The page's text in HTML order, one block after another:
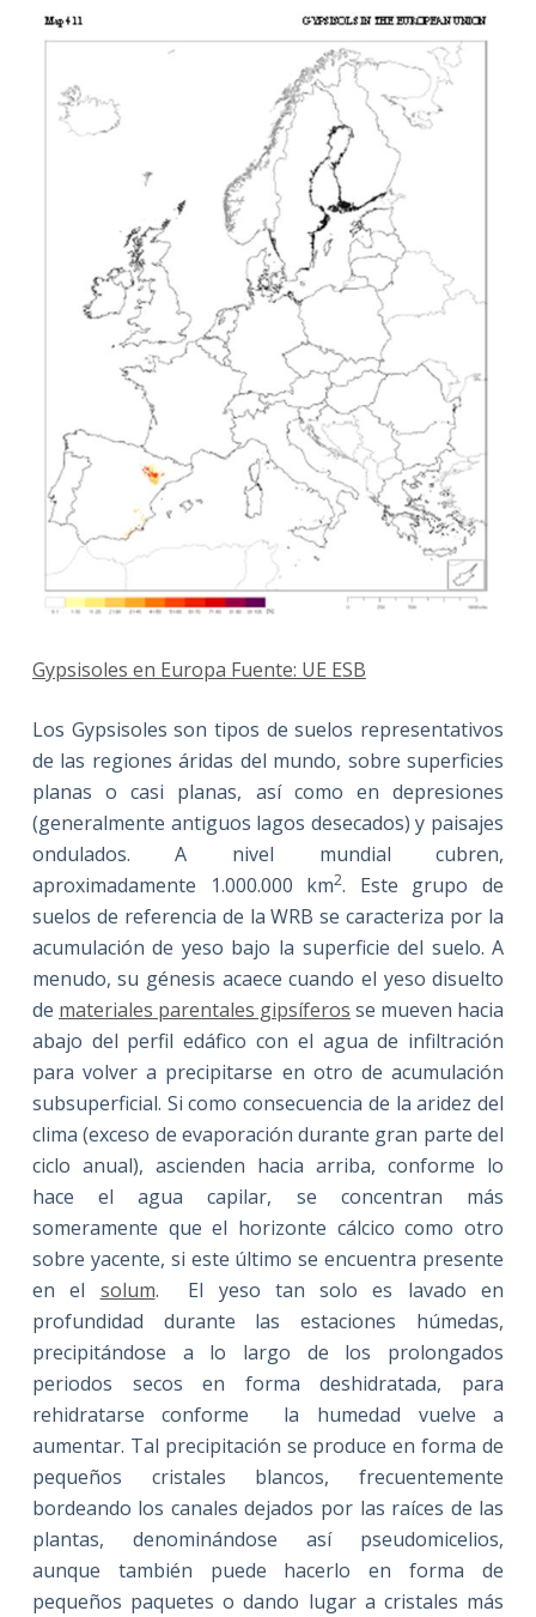
Gypsisoles en Europa Fuente: UE ESB
Los Gypsisoles son tipos de suelos representativos
de las regiones áridas del mundo, sobre superficies
planas o casi planas, así como en depresiones
(generalmente antiguos lagos desecados) y paisajes
ondulados. A nivel mundial cubren,
aproximadamente 1.000.000 km2. Este grupo de
suelos de referencia de la WRB se caracteriza por la
acumulación de yeso bajo la superficie del suelo. A
menudo, su génesis acaece cuando el yeso disuelto
de materiales parentales gipsíferos se mueven hacia
abajo del perfil edáfico con el agua de infiltración
para volver a precipitarse en otro de acumulación
subsuperficial. Si como consecuencia de la aridez del
clima (exceso de evaporación durante gran parte del
ciclo anual), ascienden hacia arriba, conforme lo
hace el agua capilar, se concentran más
someramente que el horizonte cálcico como otro
sobre yacente, si este último se encuentra presente
en el solum. El yeso tan solo es lavado en
profundidad durante las estaciones húmedas,
precipitándose a lo largo de los prolongados
periodos secos en forma deshidratada, para
rehidratarse conforme la humedad vuelve a
aumentar. Tal precipitación se produce en forma de
pequeños cristales blancos, frecuentemente
bordeando los canales dejados por las raíces de las
plantas, denominándose así pseudomicelios,
aunque también puede hacerlo en forma de
pequeños paquetes o dando lugar a cristales más